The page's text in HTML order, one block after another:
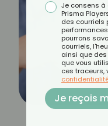
Je consens
Prisma
des courriels
pourrons
courriels,
ainsi que
que vous
ces traceurs,
Je reçois